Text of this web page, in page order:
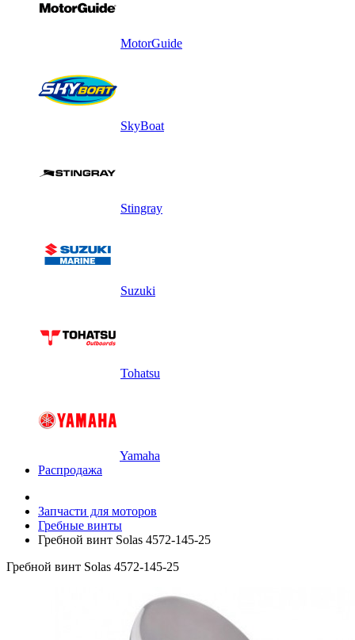
MotorGuide
SkyBoat
Stingray
Suzuki
Tohatsu
Yamaha
Распродажа
Запчасти для моторов
Гребные винты
Гребной винт Solas 4572-145-25
Гребной винт Solas 4572-145-25